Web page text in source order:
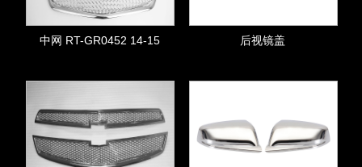
中网 RT-GR0452 14-15 后视镜盖